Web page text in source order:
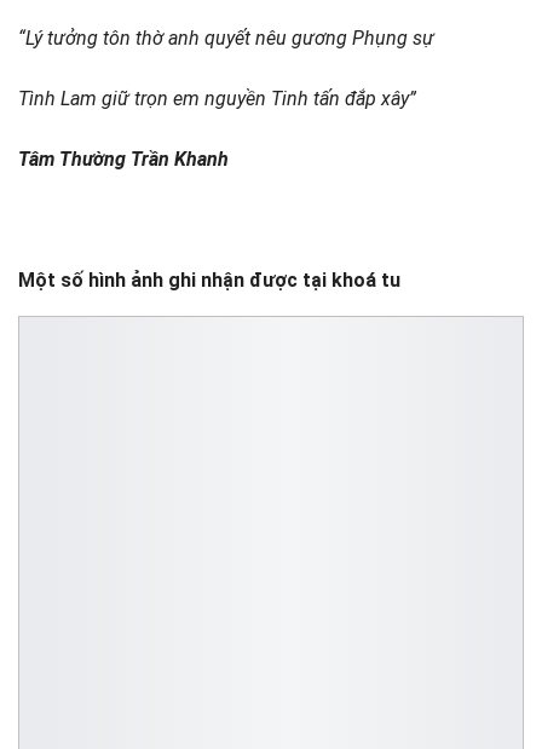
“Lý tưởng tôn thờ anh quyết nêu gương Phụng sự
Tình Lam giữ trọn em nguyền Tinh tấn đắp xây”
Tâm Thường Trần Khanh
Một số hình ảnh ghi nhận được tại khoá tu